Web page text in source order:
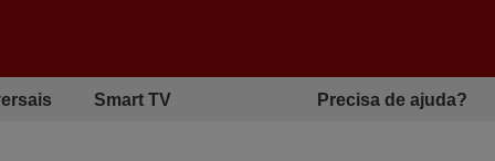
Smart TV Precisa de ajuda?